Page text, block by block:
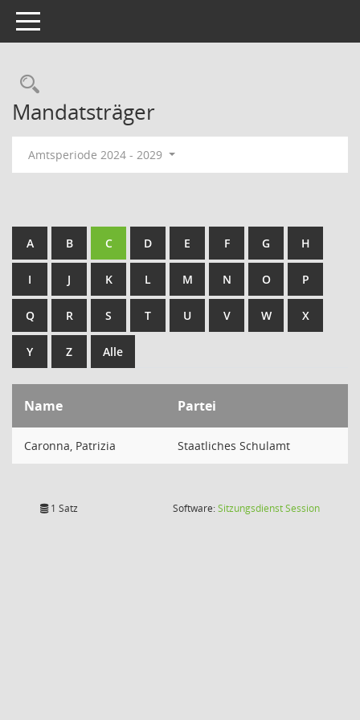
Toggle navigation
Mandatsträger
Amtsperiode 2024 - 2029
A B C D E F G H
I J K L M N O P
Q R S T U V W X
Y Z Alle
Name Partei
Caronna, Patrizia Staatliches Schulamt
1 Satz Software:SitzungsdienstSession(Wird in